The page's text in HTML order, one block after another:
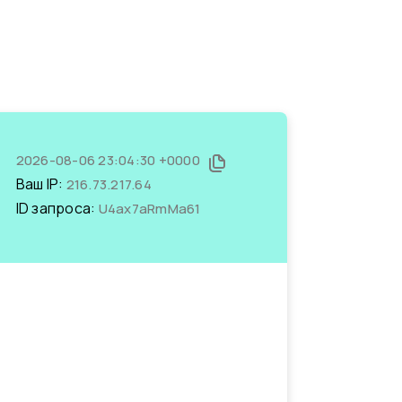
2026-08-06 23:04:30 +0000
Ваш IP: 216.73.217.64
ID запроса: U4ax7aRmMa61